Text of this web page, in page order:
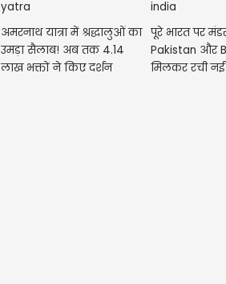
अमरनाथ यात्रा में श्रद्धालुओं का
उमड़ा सैलाब! अब तक 4.14
लाख भक्तों ने किए दर्शन
पूरे भारत पर
Pakistan और
मिलकर रची